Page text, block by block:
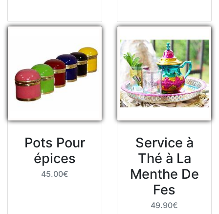
Pots Pour
épices
45.00€
Service à
Thé à La
Menthe De
Fes
49.90€